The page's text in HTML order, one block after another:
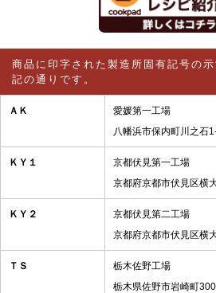
商品に印字された製造所固有記号の
記の通りです。
ＡＫ
愛媛第一工場
八幡浜市保内町川之石
ＫＹ１
京都伏見第一工場
京都府京都市伏見区横
ＫＹ２
京都伏見第二工場
京都府京都市伏見区横
ＴＳ
栃木佐野工場
栃木県佐野市岩崎町